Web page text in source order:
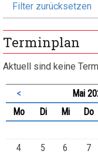
Filter zurücksetzen
Terminplan
Aktuell sind keine
< Mai
Montag Dienstag
Mittwoch
Do
4
5 6 7